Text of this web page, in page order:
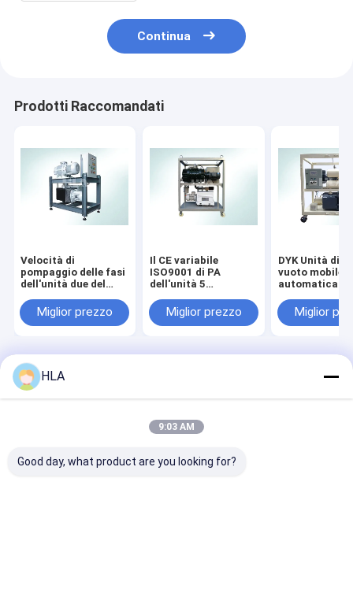
Continua
Prodotti Raccomandati
Velocità di
pompaggio delle fasi
dell'unità due del
aspirazione di vuoto
della centrale
Miglior prezzo
Il CE variabile
ISO9001 di PA
dell'unità 5
pulsometro di
frequenza approva
Miglior prezzo
DYK Unità di
vuoto mobile
automatica
lineaMiglior
cinese.Copyright © 2025 Chongqing HLA Mechanical Equipment
Co., Ltd.. All Rights Reserved.
HLA
9:03 AM
Good day, what product are you looking for?